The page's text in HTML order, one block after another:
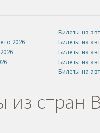
2026
Билеты на
Билеты на
Билеты на
Билеты на
Билеты на
из стран